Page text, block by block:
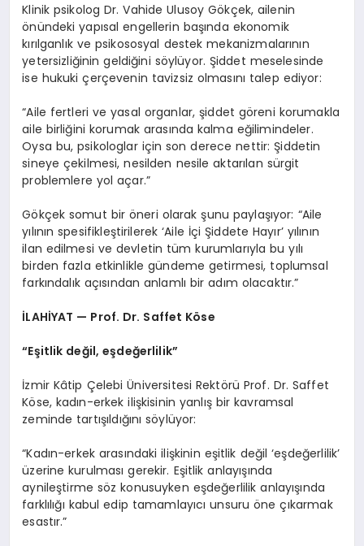
Klinik psikolog Dr. Vahide Ulusoy Gökçek, ailenin
önündeki yapısal engellerin başında ekonomik
kırılganlık ve psikososyal destek mekanizmalarının
yetersizliğinin geldiğini söylüyor. Şiddet meselesinde
ise hukuki çerçevenin tavizsiz olmasını talep ediyor:
“Aile fertleri ve yasal organlar, şiddet göreni korumakla
aile birliğini korumak arasında kalma eğilimindeler.
Oysa bu, psikologlar için son derece nettir: Şiddetin
sineye çekilmesi, nesilden nesile aktarılan sürgit
problemlere yol açar.”
Gökçek somut bir öneri olarak şunu paylaşıyor: “Aile
yılının spesifikleştirilerek ‘Aile İçi Şiddete Hayır’ yılının
ilan edilmesi ve devletin tüm kurumlarıyla bu yılı
birden fazla etkinlikle gündeme getirmesi, toplumsal
farkındalık açısından anlamlı bir adım olacaktır.”
İLAHİYAT — Prof. Dr. Saffet Köse
“Eşitlik değil, eşdeğerlilik”
İzmir Kâtip Çelebi Üniversitesi Rektörü Prof. Dr. Saffet
Köse, kadın-erkek ilişkisinin yanlış bir kavramsal
zeminde tartışıldığını söylüyor:
“Kadın-erkek arasındaki ilişkinin eşitlik değil ‘eşdeğerlilik’
üzerine kurulması gerekir. Eşitlik anlayışında
aynileştirme söz konusuyken eşdeğerlilik anlayışında
farklılığı kabul edip tamamlayıcı unsuru öne çıkarmak
esastır.”